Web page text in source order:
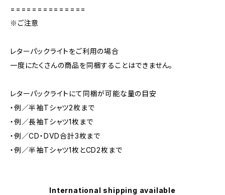
==============
※ご注意
レターパックライトをご利用の場合
一度にたくさんの商品を同梱することはできません。
レターパックライトにて同梱が可能な量の目安
・例／半袖Tシャツ2枚まで
・例／長袖Tシャツ1枚まで
・例／CD・DVD合計3枚まで
・例／半袖Tシャツ1枚とCD2枚まで
International shipping available